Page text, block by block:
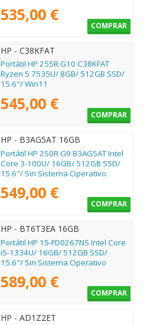
535,00 €
COMPRAR
HP - C38KFAT
Portátil HP 255R G10 C38KFAT
Ryzen 5 7535U/ 8GB/ 512GB SSD/
15.6"/ Win11
545,00 €
COMPRAR
HP - B3AG5AT 16GB
Portátil HP 250R G9 B3AG5AT Intel
Core 3-100U/ 16GB/ 512GB SSD/
15.6"/ Sin Sistema Operativo
549,00 €
COMPRAR
HP - BT6T3EA 16GB
Portátil HP 15-FD0267NS Intel Core
i5-1334U/ 16GB/ 512GB SSD/
15.6"/ Sin Sistema Operativo
589,00 €
COMPRAR
HP - AD1Z2ET